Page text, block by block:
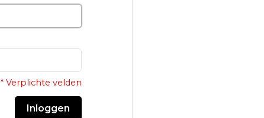
* Verplichte velden
Inloggen